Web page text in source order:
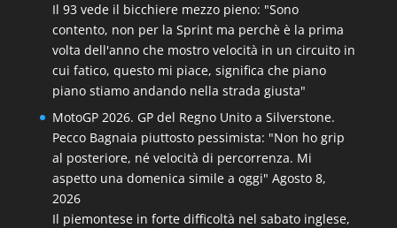
Il 93 vede il bicchiere mezzo pieno: "Sono
contento, non per la Sprint ma perchè è la prima
volta dell'anno che mostro velocità in un circuito in
cui fatico, questo mi piace, significa che piano
piano stiamo andando nella strada giusta"
MotoGP 2026. GP del Regno Unito a Silverstone.
Pecco Bagnaia piuttosto pessimista: "Non ho grip
al posteriore, né velocità di percorrenza. Mi
aspetto una domenica simile a oggi" Agosto 8,
2026
Il piemontese in forte difficoltà nel sabato inglese,